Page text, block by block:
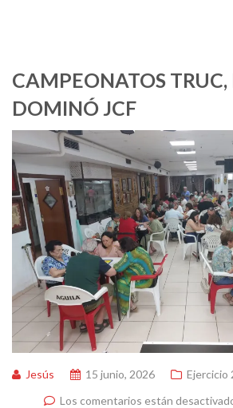
CAMPEONATOS TRUC,
DOMINÓ JCF
Jesús 15 junio, 2026 Ejercicio
Los comentarios están